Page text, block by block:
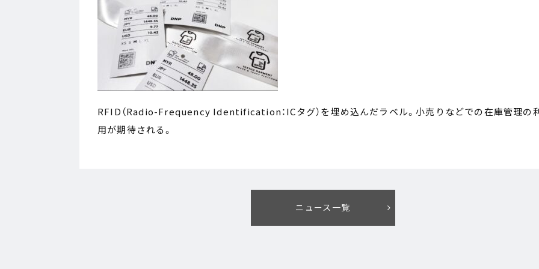
RFID（Radio-Frequency Identification：ICタグ）を埋め込んだラベル。小売りなどでの在庫管理の
用が期待される。
ニュース一覧